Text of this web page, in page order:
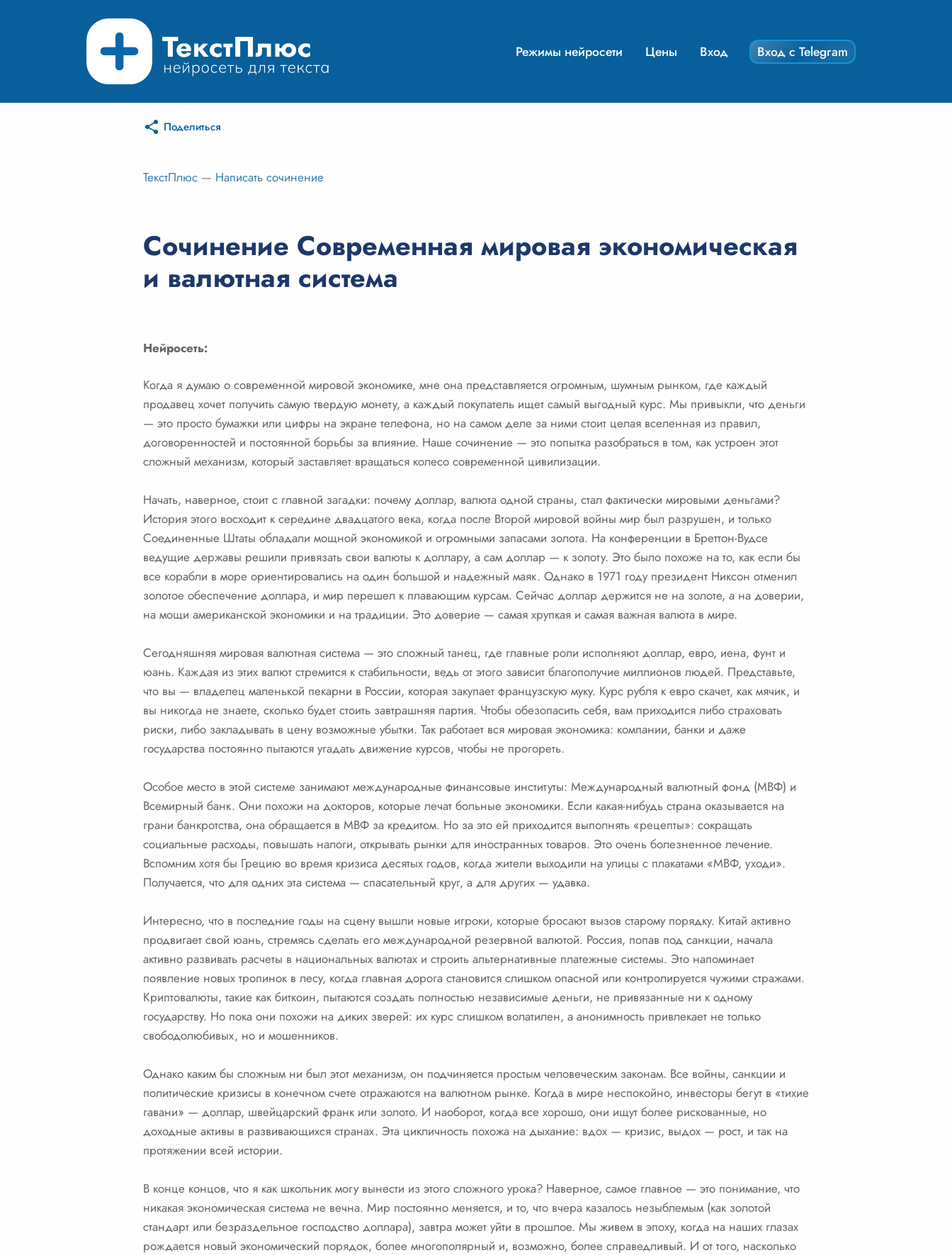
Режимы нейросети Цены Вход Вход с Telegram
Поделиться
ТекстПлюс — Написать сочинение
Сочинение Современная мировая экономическая
и валютная система
Нейросеть:
Когда я думаю о современной мировой экономике, мне она представляется огромным, шумным рынком, где каждый
продавец хочет получить самую твердую монету, а каждый покупатель ищет самый выгодный курс. Мы привыкли, что деньги
— это просто бумажки или цифры на экране телефона, но на самом деле за ними стоит целая вселенная из правил,
договоренностей и постоянной борьбы за влияние. Наше сочинение — это попытка разобраться в том, как устроен этот
сложный механизм, который заставляет вращаться колесо современной цивилизации.
Начать, наверное, стоит с главной загадки: почему доллар, валюта одной страны, стал фактически мировыми деньгами?
История этого восходит к середине двадцатого века, когда после Второй мировой войны мир был разрушен, и только
Соединенные Штаты обладали мощной экономикой и огромными запасами золота. На конференции в Бреттон-Вудсе
ведущие державы решили привязать свои валюты к доллару, а сам доллар — к золоту. Это было похоже на то, как если бы
все корабли в море ориентировались на один большой и надежный маяк. Однако в 1971 году президент Никсон отменил
золотое обеспечение доллара, и мир перешел к плавающим курсам. Сейчас доллар держится не на золоте, а на доверии,
на мощи американской экономики и на традиции. Это доверие — самая хрупкая и самая важная валюта в мире.
Сегодняшняя мировая валютная система — это сложный танец, где главные роли исполняют доллар, евро, иена, фунт и
юань. Каждая из этих валют стремится к стабильности, ведь от этого зависит благополучие миллионов людей. Представьте,
что вы — владелец маленькой пекарни в России, которая закупает французскую муку. Курс рубля к евро скачет, как мячик, и
вы никогда не знаете, сколько будет стоить завтрашняя партия. Чтобы обезопасить себя, вам приходится либо страховать
риски, либо закладывать в цену возможные убытки. Так работает вся мировая экономика: компании, банки и даже
государства постоянно пытаются угадать движение курсов, чтобы не прогореть.
Особое место в этой системе занимают международные финансовые институты: Международный валютный фонд (МВФ) и
Всемирный банк. Они похожи на докторов, которые лечат больные экономики. Если какая-нибудь страна оказывается на
грани банкротства, она обращается в МВФ за кредитом. Но за это ей приходится выполнять «рецепты»: сокращать
социальные расходы, повышать налоги, открывать рынки для иностранных товаров. Это очень болезненное лечение.
Вспомним хотя бы Грецию во время кризиса десятых годов, когда жители выходили на улицы с плакатами «МВФ, уходи».
Получается, что для одних эта система — спасательный круг, а для других — удавка.
Интересно, что в последние годы на сцену вышли новые игроки, которые бросают вызов старому порядку. Китай активно
продвигает свой юань, стремясь сделать его международной резервной валютой. Россия, попав под санкции, начала
активно развивать расчеты в национальных валютах и строить альтернативные платежные системы. Это напоминает
появление новых тропинок в лесу, когда главная дорога становится слишком опасной или контролируется чужими стражами.
Криптовалюты, такие как биткоин, пытаются создать полностью независимые деньги, не привязанные ни к одному
государству. Но пока они похожи на диких зверей: их курс слишком волатилен, а анонимность привлекает не только
свободолюбивых, но и мошенников.
Однако каким бы сложным ни был этот механизм, он подчиняется простым человеческим законам. Все войны, санкции и
политические кризисы в конечном счете отражаются на валютном рынке. Когда в мире неспокойно, инвесторы бегут в «тихие
гавани» — доллар, швейцарский франк или золото. И наоборот, когда все хорошо, они ищут более рискованные, но
доходные активы в развивающихся странах. Эта цикличность похожа на дыхание: вдох — кризис, выдох — рост, и так на
протяжении всей истории.
В конце концов, что я как школьник могу вынести из этого сложного урока? Наверное, самое главное — это понимание, что
никакая экономическая система не вечна. Мир постоянно меняется, и то, что вчера казалось незыблемым (как золотой
стандарт или безраздельное господство доллара), завтра может уйти в прошлое. Мы живем в эпоху, когда на наших глазах
рождается новый экономический порядок, более многополярный и, возможно, более справедливый. И от того, насколько